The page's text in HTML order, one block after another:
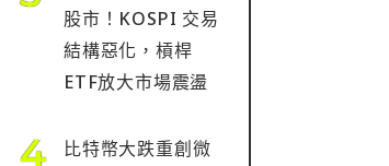
股市！KOSPI 交易
結構惡化，槓桿
ETF放大市場震盪
比特幣大跌重創微